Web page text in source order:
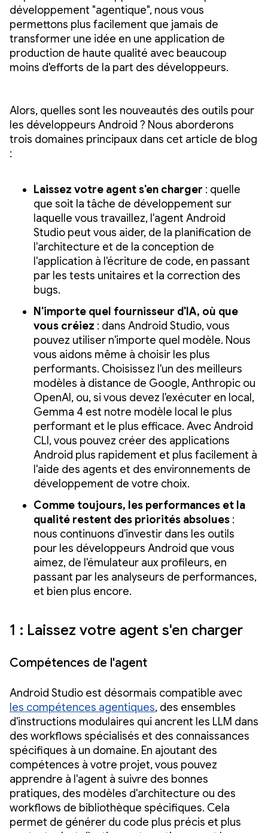
développement "agentique", nous vous
permettons plus facilement que jamais de
transformer une idée en une application de
production de haute qualité avec beaucoup
moins d'efforts de la part des développeurs.
Alors, quelles sont les nouveautés des outils pour
les développeurs Android ? Nous aborderons
trois domaines principaux dans cet article de blog
:
Laissez votre agent s'en charger : quelle
que soit la tâche de développement sur
laquelle vous travaillez, l'agent Android
Studio peut vous aider, de la planification de
l'architecture et de la conception de
l'application à l'écriture de code, en passant
par les tests unitaires et la correction des
bugs.
N'importe quel fournisseur d'IA, où que
vous créiez : dans Android Studio, vous
pouvez utiliser n'importe quel modèle. Nous
vous aidons même à choisir les plus
performants. Choisissez l'un des meilleurs
modèles à distance de Google, Anthropic ou
OpenAI, ou, si vous devez l'exécuter en local,
Gemma 4 est notre modèle local le plus
performant et le plus efficace. Avec Android
CLI, vous pouvez créer des applications
Android plus rapidement et plus facilement à
l'aide des agents et des environnements de
développement de votre choix.
Comme toujours, les performances et la
qualité restent des priorités absolues :
nous continuons d'investir dans les outils
pour les développeurs Android que vous
aimez, de l'émulateur aux profileurs, en
passant par les analyseurs de performances,
et bien plus encore.
1 : Laissez votre agent s'en charger
Compétences de l'agent
Android Studio est désormais compatible avec
les compétences agentiques, des ensembles
d'instructions modulaires qui ancrent les LLM dans
des workflows spécialisés et des connaissances
spécifiques à un domaine. En ajoutant des
compétences à votre projet, vous pouvez
apprendre à l'agent à suivre des bonnes
pratiques, des modèles d'architecture ou des
workflows de bibliothèque spécifiques. Cela
permet de générer du code plus précis et plus